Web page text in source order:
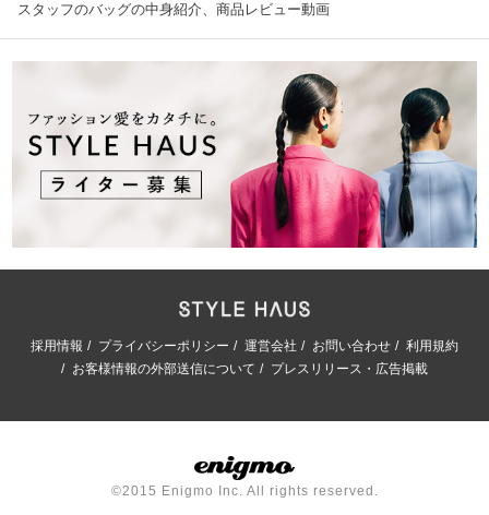
スタッフのバッグの中身紹介、商品レビュー動画
採用情報 プライバシーポリシー 運営会社 お問い合わせ
利用規約
お客様情報の外部送信について
プレスリリース・広告掲載
©2015 Enigmo Inc. All rights reserved.